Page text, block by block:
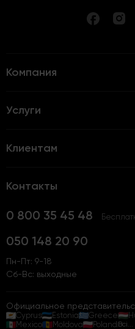
Компания
Услуги
Клиентам
Контакты
0 800 35 45 48
050 148 20 90
Пн-Пт: 9-18
Сб-Вс: выходные
Официальное
Cyprus
Estonia Greece
Mexico
Moldova Poland Всі...